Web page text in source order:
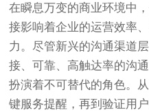
在瞬息万变的商业环境中
接影响着企业的运营效率
力。尽管新兴的沟通渠道
接、可靠、高触达率的沟
扮演着不可替代的角色。
键服务提醒，再到验证用